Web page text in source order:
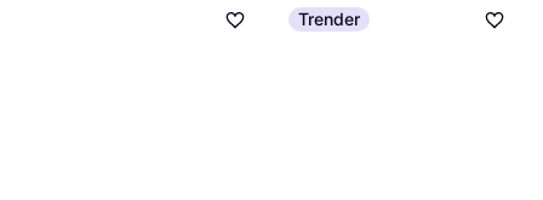
Trender